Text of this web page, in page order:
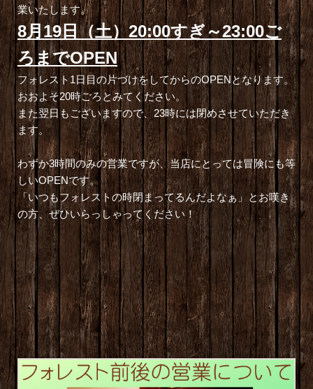
業いたします。
8月19日（土）20:00すぎ～23:00ご
ろまでOPEN
フォレスト1日目の片づけをしてからのOPENとなります。
おおよそ20時ごろとみてください。
また翌日もございますので、23時には閉めさせていただき
ます。
わずか3時間のみの営業ですが、当店にとっては冒険にも等
しいOPENです。
「いつもフォレストの時閉まってるんだよなぁ」とお嘆き
の方、ぜひいらっしゃってください！